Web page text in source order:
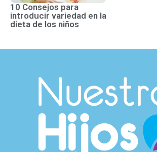
10 Consejos para
introducir variedad en la
dieta de los niños